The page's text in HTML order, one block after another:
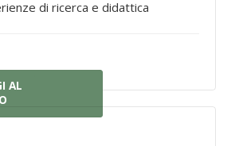
di ricerca e didattica
AL